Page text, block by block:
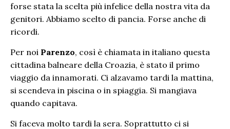
forse stata la scelta più infelice della nostra vita da
genitori. Abbiamo scelto di pancia. Forse anche di
ricordi.
Per noi Parenzo, così è chiamata in italiano questa
cittadina balneare della Croazia, è stato il primo
viaggio da innamorati. Ci alzavamo tardi la mattina,
si scendeva in piscina o in spiaggia. Si mangiava
quando capitava.
Si faceva molto tardi la sera. Soprattutto ci si